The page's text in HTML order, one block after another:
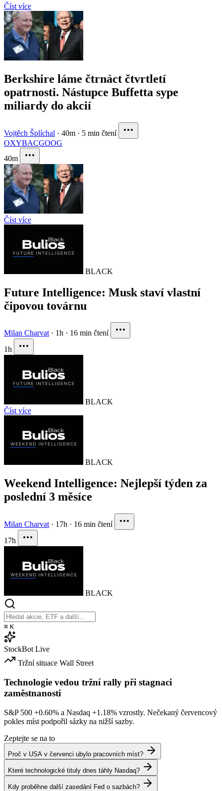
Číst více
Berkshire láme čtrnáct čtvrtletí
opatrnosti. Nástupce Buffetta sype
miliardy do akcií
Vojtěch Šplíchal · 40m · 5 min čtení
OXYBACGOOG
40m
Číst více
BLACK
Future Intelligence: Musk staví vlastní
čipovou továrnu
Milan Charvat · 1h · 16 min čtení
1h
BLACK
Číst více
BLACK
Weekend Intelligence: Nejlepší týden za
poslední 3 měsíce
Milan Charvat · 17h · 16 min čtení
17h
BLACK
⌘ K
StockBot Live
Tržní situace Wall Street
Technologie vedou tržní rally při stagnaci
zaměstnanosti
S&P 500 +0.60% a Nasdaq +1.18% vzrostly. Nečekaný červencový
pokles míst podpořil sázky na nižší sazby.
Zeptejte se na to
Proč v USA v červenci ubylo pracovních míst?
Které technologické tituly dnes táhly Nasdaq?
Kdy proběhne další zasedání Fed o sazbách?